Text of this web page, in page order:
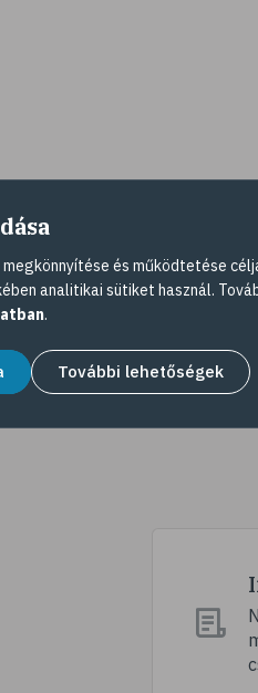
és működtetése
analitikai sütiket használ.
.
További lehetőségek